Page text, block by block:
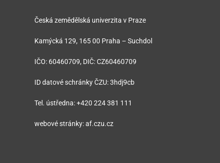
Česká zemědělská univerzita v Praze
Kamýcká 129, 165 00 Praha – Suchdol
IČO: 60460709, DIČ: CZ60460709
ID datové schránky ČZU: 3hdj9cb
Tel. ústředna: +420 224 381 111
webové stránky: af.czu.cz